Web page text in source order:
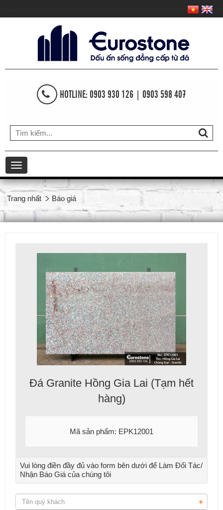
HOTLINE: 0903 930 126 | 0903 598 407
Toggle
navigation
Trang nhất Báo giá
Đá Granite Hồng Gia Lai (Tạm hết
hàng)
Mã sản phẩm: EPK12001
Vui lòng điền đầy đủ vào form bên dưới để Làm Đối Tác/
Nhận Báo Giá của chúng tôi